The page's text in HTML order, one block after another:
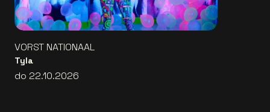
VORST NATIONAAL
Tyla
do 22.10.2026